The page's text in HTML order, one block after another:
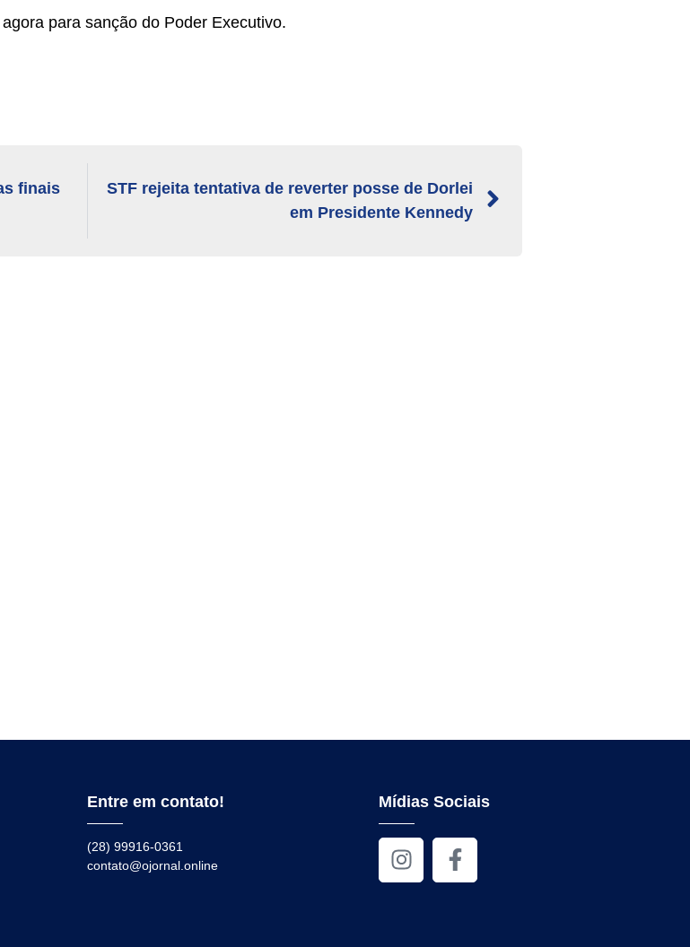
para sanção do Poder Executivo.
finais
STF rejeita tentativa de reverter posse de Dorlei
em Presidente Kennedy
Entre em contato!
(28) 99916-0361
contato@ojornal.online
Mídias Sociais